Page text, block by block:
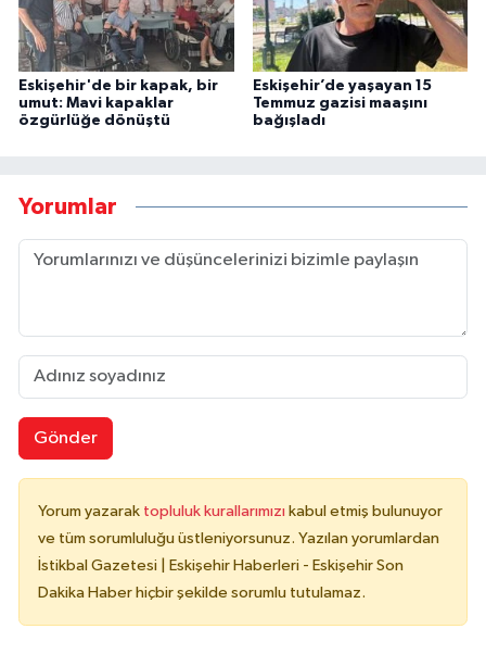
Eskişehir'de bir kapak, bir
umut: Mavi kapaklar
özgürlüğe dönüştü
Eskişehir’de yaşayan 15
Temmuz gazisi maaşını
bağışladı
Yorumlar
Gönder
Yorum yazarak topluluk kurallarımızı kabul etmiş bulunuyor
ve tüm sorumluluğu üstleniyorsunuz. Yazılan yorumlardan
İstikbal Gazetesi | Eskişehir Haberleri - Eskişehir Son
Dakika Haber hiçbir şekilde sorumlu tutulamaz.